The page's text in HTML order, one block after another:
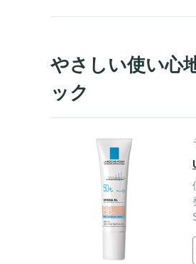
やさしい使い心
ック